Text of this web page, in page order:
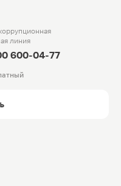
линия
600-04-77